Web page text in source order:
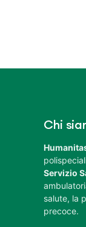
Chi
Servizio
salute, la
precoce.